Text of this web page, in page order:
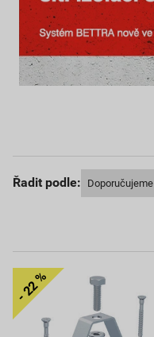
Řadit podle: Doporučujeme